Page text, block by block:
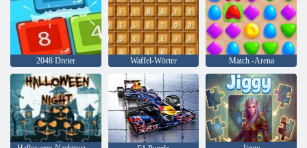
2048 Dreier Waffel-Wörter Match -Arena